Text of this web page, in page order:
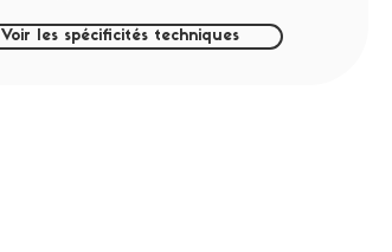
Voir les spécificités techniques